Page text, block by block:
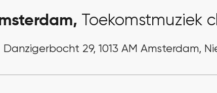
Toekomstmuziek
Danzigerbocht 29, 1013 AM Amsterdam,